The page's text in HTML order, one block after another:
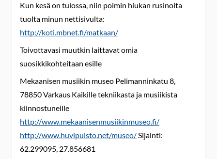
Kun kesä on tulossa, niin poimin hiukan rusinoita
tuolta minun nettisivulta:
http://koti.mbnet.fi/matkaan/
Toivottavasi muutkin laittavat omia
suosikkikohteitaan esille
Mekaanisen musiikin museo Pelimanninkatu 8,
78850 Varkaus Kaikille tekniikasta ja musiikista
kiinnostuneille
http://www.mekaanisenmusiikinmuseo.fi/
http://www.huvipuisto.net/museo/Sijainti:
62.299095, 27.856681